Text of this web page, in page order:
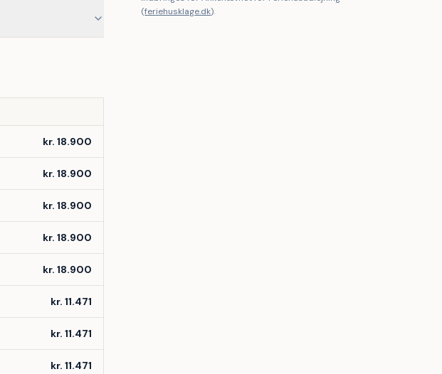
kr. 18.900
kr. 18.900
kr. 18.900
kr. 18.900
kr. 18.900
kr. 11.471
kr. 11.471
kr. 11.471
(feriehusklage.dk).